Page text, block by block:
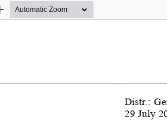
Zoom
Distr.:
29 July